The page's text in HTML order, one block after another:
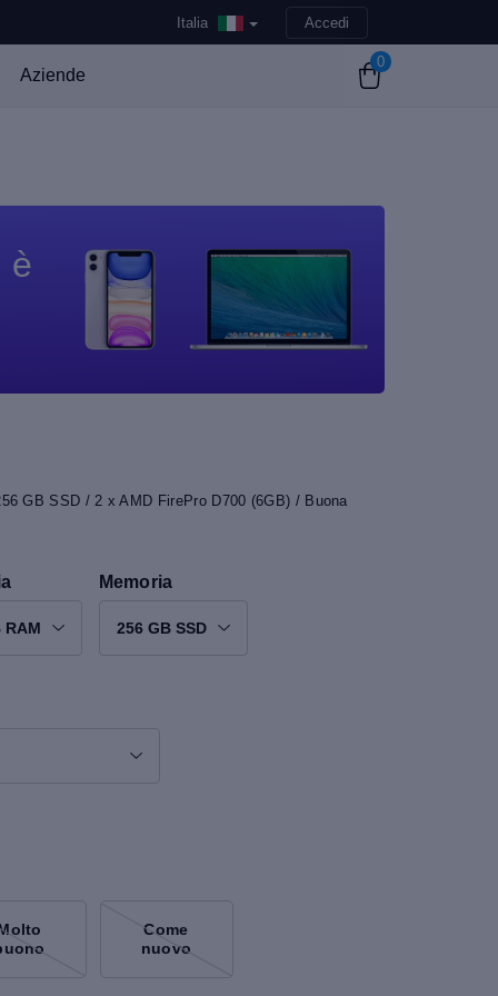
Italia Accedi
Aziende
0
è
GB SSD / 2 x AMD FirePro D700 (6GB) / Buona
RAM
Memoria
256 GB SSD
Come
nuovo